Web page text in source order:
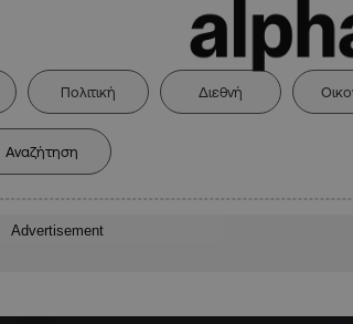
Πολιτική Διεθνή
Advertisement